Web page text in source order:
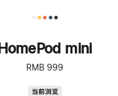
HomePod mini
RMB 999
当前浏览